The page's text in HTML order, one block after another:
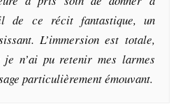
de ce récit fantastique, un
L’immersion est totale,
je n’ai pu retenir mes larmes
particulièrement émouvant.